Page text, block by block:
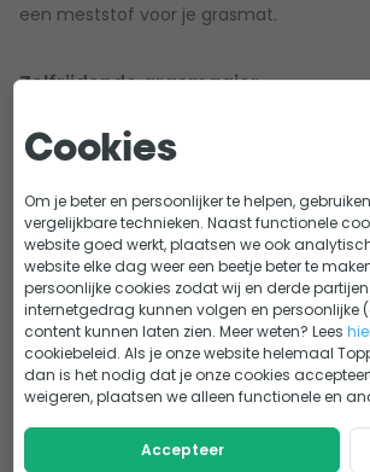
een meststof voor je grasmat.
Zelfrijdende grasmaaier
Meer gemak bij het maaien ervaar je
grasmachine die zelfrijdend is en die je
over je gras kunt bewegen. Kies je voor
met een centrale maaihoogte instelling,
een hendel heel eenvoudig de
Ook kan het geluidsniveau van een
belangrijke afweging zijn. Een stille
voor jezelf als je aan het werk bent, maar
buren.
Verschillende grasmaaiers
Cookies
Om je beter en persoonlijker te helpen,
vergelijkbare technieken. Naast functionele
website goed werkt, plaatsen we ook
website elke dag weer een beetje beter te
persoonlijke cookies zodat wij en derde
internetgedrag kunnen volgen en persoonlijke
content kunnen laten zien. Meer weten? Lees
cookiebeleid. Als je onze website helemaal
dan is het nodig dat je onze cookies
weigeren, plaatsen we alleen functionele en
Accepteer